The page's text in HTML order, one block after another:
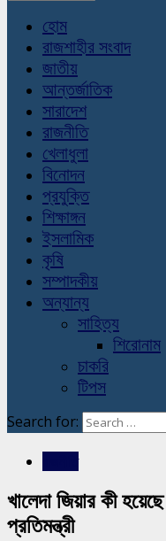
হোম
রাজশাহীর সংবাদ
জাতীয়
আন্তর্জাতিক
সারাদেশ
রাজনীতি
খেলাধুলা
বিনোদন
প্রযুক্তি
শিক্ষাঙ্গন
ইসলামিক
কৃষি
সম্পাদকীয়
অন্যান্য
সাহিত্য
শিরোনাম
চাকরি
টিপস
Search for:
খালেদা জিয়ার কী
প্রতিমন্ত্রী